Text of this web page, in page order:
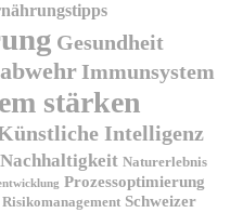
Gesundheit
Immunsystem
stärken
Intelligenz
Nachhaltigkeit Naturerlebnis
Prozessoptimierung
Risikomanagement Schweizer